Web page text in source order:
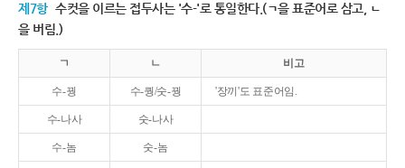
제7항 수컷을 이르는 접두사는 '수-'로 통일한다.(ㄱ을 표준어로 삼고, ㄴ
을 버림.)
ㄱ ㄴ 비고
수-꿩 수-퀑/숫-꿩 '장끼'도 표준어임.
수-나사 숫-나사
수-놈 숫-놈